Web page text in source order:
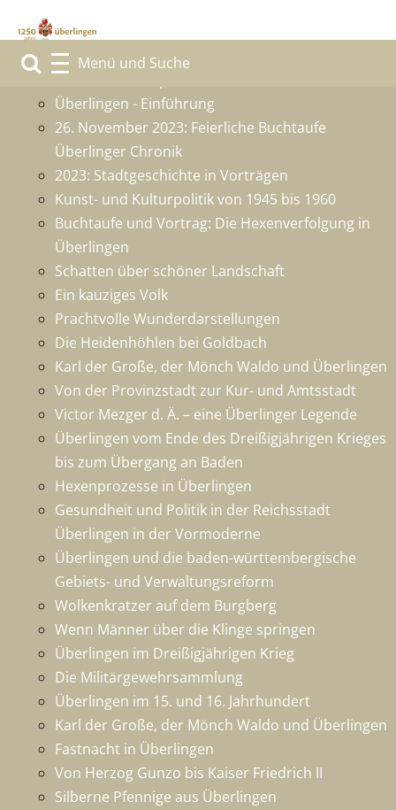
1250 Jahre Überlingen
Grußwort des Sponsors
Überlingen - Einführung
26. November 2023: Feierliche Buchtaufe
Überlinger Chronik
2023: Stadtgeschichte in Vorträgen
Kunst- und Kulturpolitik von 1945 bis 1960
Buchtaufe und Vortrag: Die Hexenverfolgung in
Überlingen
Schatten über schöner Landschaft
Ein kauziges Volk
Prachtvolle Wunderdarstellungen
Die Heidenhöhlen bei Goldbach
Karl der Große, der Mönch Waldo und Überlingen
Von der Provinzstadt zur Kur- und Amtsstadt
Victor Mezger d. Ä. – eine Überlinger Legende
Überlingen vom Ende des Dreißigjährigen Krieges
bis zum Übergang an Baden
Hexenprozesse in Überlingen
Gesundheit und Politik in der Reichsstadt
Überlingen in der Vormoderne
Überlingen und die baden-württembergische
Gebiets- und Verwaltungsreform
Wolkenkratzer auf dem Burgberg
Wenn Männer über die Klinge springen
Überlingen im Dreißigjährigen Krieg
Die Militärgewehrsammlung
Überlingen im 15. und 16. Jahrhundert
Karl der Große, der Mönch Waldo und Überlingen
Fastnacht in Überlingen
Von Herzog Gunzo bis Kaiser Friedrich II
Silberne Pfennige aus Überlingen